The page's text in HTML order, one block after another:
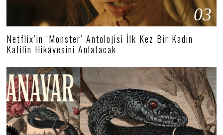
03
Netflix’in ‘Monster’ Antolojisi İlk Kez Bir Kadın
Katilin Hikâyesini Anlatacak